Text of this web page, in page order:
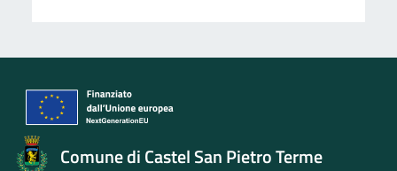
Comune di Castel San Pietro Terme